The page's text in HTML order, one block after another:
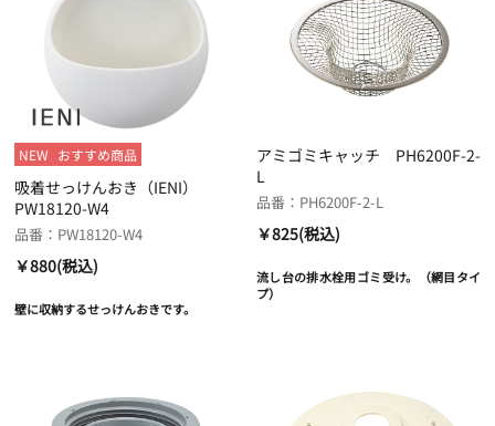
NEW おすすめ商品
吸着せっけんおき（IENI）
PW18120-W4
品番：PW18120-W4
￥880(税込)
壁に収納するせっけんおきです。
アミゴミキャッチ PH6200F-2-
L
品番：PH6200F-2-L
￥825(税込)
流し台の排水栓用ゴミ受け。（網目タイ
プ）